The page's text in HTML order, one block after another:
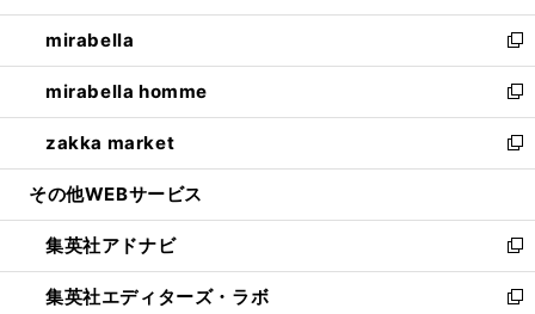
開
く
ウ
で
開
く
ン
ド
ウ
で
開
く
ウ
ィ
ン
ド
ウ
で
開
し
い
ウ
ィ
ン
ド
ウ
開
く
mirabella
新
し
い
ウ
ィ
ン
ウ
で
開
く
mirabella homme
新
し
い
ウ
ン
ド
ウ
で
zakka market
新
し
ウ
ィ
ン
ド
その他WEBサービス
集英社アドナビ
新
し
い
集英社エディターズ・ラボ
新